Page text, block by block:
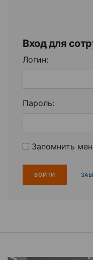
Вход для
Логин:
Пароль:
Запомнить